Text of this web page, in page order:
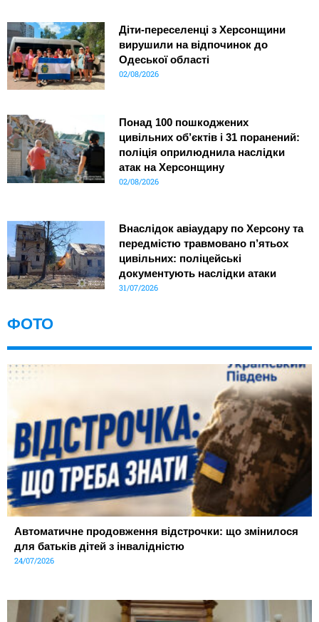
Діти-переселенці з Херсонщини
вирушили на відпочинок до
Одеської області
02/08/2026
Понад 100 пошкоджених
цивільних об’єктів і 31 поранений:
поліція оприлюднила наслідки
атак на Херсонщину
02/08/2026
Внаслідок авіаудару по Херсону та
передмістю травмовано п’ятьох
цивільних: поліцейські
документують наслідки атаки
31/07/2026
ФОТО
Автоматичне продовження відстрочки: що змінилося
для батьків дітей з інвалідністю
24/07/2026